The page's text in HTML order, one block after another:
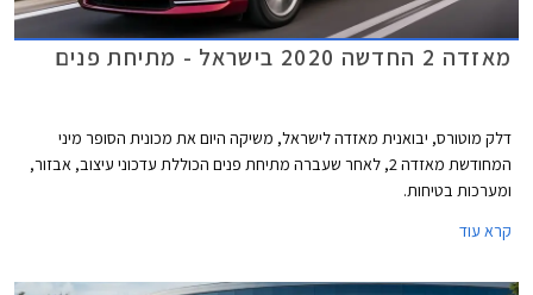
מאזדה 2 החדשה 2020 בישראל - מתיחת פנים
דלק מוטורס, יבואנית מאזדה לישראל, משיקה היום את מכונית הסופר מיני
המחודשת מאזדה 2, לאחר שעברה מתיחת פנים הכוללת עדכוני עיצוב, אבזור,
ומערכות בטיחות.
קרא עוד